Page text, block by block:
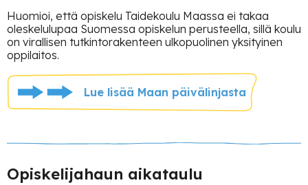
Huomioi, että opiskelu Taidekoulu Maassa ei takaa
oleskelulupaa Suomessa opiskelun perusteella, sillä koulu
on virallisen tutkintorakenteen ulkopuolinen yksityinen
oppilaitos.
Lue lisää Maan päivälinjasta
Opiskelijahaun aikataulu